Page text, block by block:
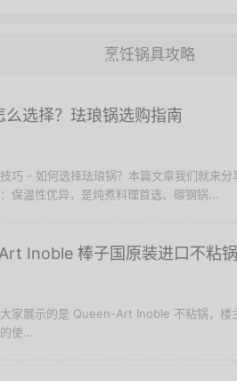
烹饪锅具攻略
么选择？珐琅锅选购指南
巧 - 如何选择珐琅锅？本篇文章我们就来
保温性优异，是炖煮料理首选、碳钢锅...
Inoble 棒子国原装进口不粘
家展示的是 Queen-Art Inoble 不粘锅，楼
使...